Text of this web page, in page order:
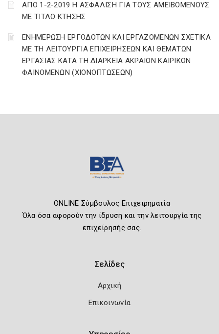
ΑΠΟ 1-2-2019 Η ΑΣΦΑΛΙΣΗ ΓΙΑ ΤΟΥΣ ΑΜΕΙΒΟΜΕΝΟΥΣ
ΜΕ ΤΙΤΛΟ ΚΤΗΣΗΣ
ΕΝΗΜΕΡΩΣΗ ΕΡΓΟΔΟΤΩΝ ΚΑΙ ΕΡΓΑΖΟΜΕΝΩΝ ΣΧΕΤΙΚΑ
ΜΕ ΤΗ ΛΕΙΤΟΥΡΓΙΑ ΕΠΙΧΕΙΡΗΣΕΩΝ ΚΑΙ ΘΕΜΑΤΩΝ
ΕΡΓΑΣΙΑΣ ΚΑΤΑ ΤΗ ΔΙΑΡΚΕΙΑ ΑΚΡΑΙΩΝ ΚΑΙΡΙΚΩΝ
ΦΑΙΝΟΜΕΝΩΝ (ΧΙΟΝΟΠΤΩΣΕΩΝ)
ONLINE Σύμβουλος Επιχειρηματία
Όλα όσα αφορούν την ίδρυση και την λειτουργία της
επιχείρησής σας.
Σελίδες
Αρχική
Επικοινωνία